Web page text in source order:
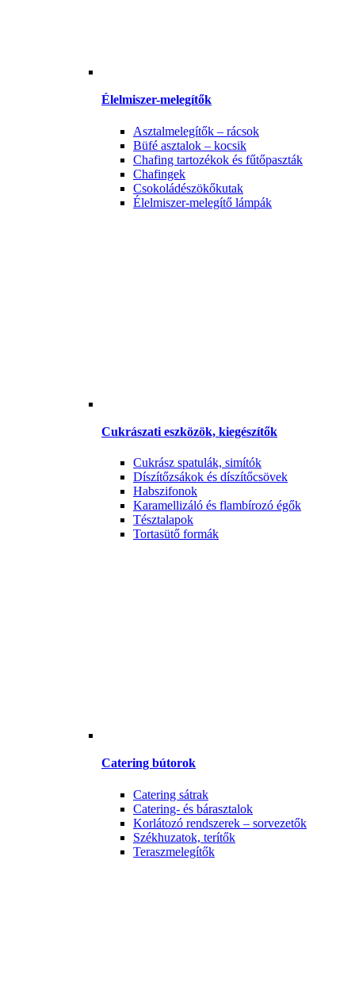
Élelmiszer-melegítők
Asztalmelegítők – rácsok
Büfé asztalok – kocsik
Chafing tartozékok és fűtőpaszták
Chafingek
Csokoládészökőkutak
Élelmiszer-melegítő lámpák
Cukrászati eszközök, kiegészítők
Cukrász spatulák, simítók
Díszítőzsákok és díszítőcsövek
Habszifonok
Karamellizáló és flambírozó égők
Tésztalapok
Tortasütő formák
Catering bútorok
Catering sátrak
Catering- és bárasztalok
Korlátozó rendszerek – sorvezetők
Székhuzatok, terítők
Teraszmelegítők